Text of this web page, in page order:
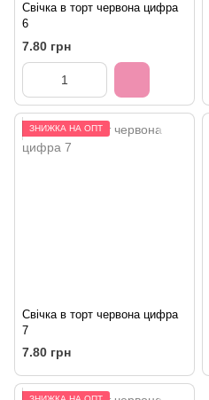
Свічка в торт червона цифра
6
7.80 грн
ЗНИЖКА НА ОПТ
Свічка в торт червона цифра
7
7.80 грн